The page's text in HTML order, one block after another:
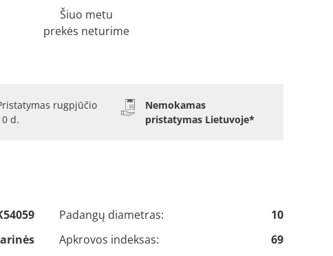
Šiuo metu
prekės neturime
rugpjūčio
d.
Nemokamas
pristatymas Lietuvoje*
Padangų diametras:
10
Apkrovos indeksas:
69